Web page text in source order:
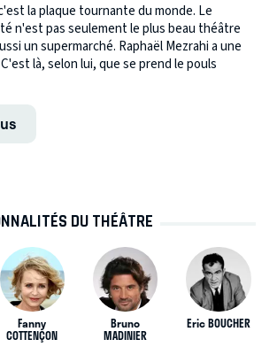
la plaque tournante du monde. Le
n'est pas seulement le plus beau théâtre
un supermarché. Raphaël Mezrahi a une
là, selon lui, que se prend le pouls
DU THÉÂTRE
Fanny
COTTENÇON
Bruno
MADINIER
Eric BOUCHER